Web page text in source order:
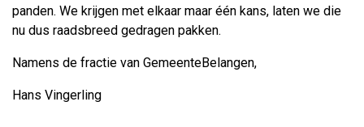
panden. We krijgen met elkaar maar één kans, laten we die
nu dus raadsbreed gedragen pakken.
Namens de fractie van GemeenteBelangen,
Hans Vingerling